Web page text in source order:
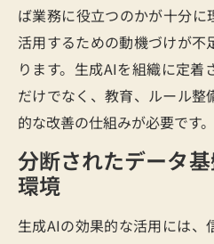
ば業務に役立つのかが十分に
活用するための動機づけが不
ります。生成AIを組織に定着
だけでなく、教育、ルール
的な改善の仕組みが必要です。
分断されたデータ
環境
生成AIの効果的な活用には、